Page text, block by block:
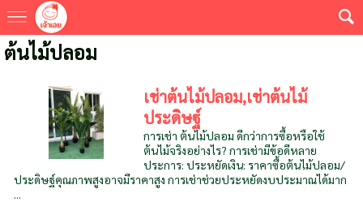
ต้นไม้ปลอม
เช่าต้นไม้ปลอม,เช่าต้นไม้
ประดิษฐ์
การเช่า ต้นไม้ปลอม ดีกว่าการซื้อหรือใช้
ต้นไม้จริงอย่างไร? การเช่ามีข้อดีหลาย
ประการ: ประหยัดเงิน: ราคาซื้อต้นไม้ปลอม/
ประดิษฐ์คุณภาพสูงอาจมีราคาสูง การเช่าช่วยประหยัดงบประมาณได้มาก
...